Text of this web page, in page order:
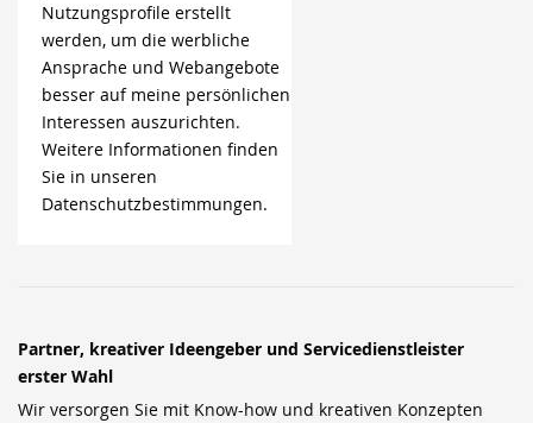
Nutzungsprofile erstellt
werden, um die werbliche
Ansprache und Webangebote
besser auf meine persönlichen
Interessen auszurichten.
Weitere Informationen finden
Sie in unseren
Datenschutzbestimmungen.
Partner, kreativer Ideengeber und Servicedienstleister
erster Wahl
Wir versorgen Sie mit Know-how und kreativen Konzepten